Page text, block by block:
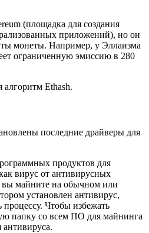
(площадка для создания
приложений), но он
монеты. Например, у Эллаизма
ограниченную эмиссию в 280
алгоритм Ethash.
последние драйверы для
продуктов для
вирус от антивирусных
вы майните на обычном или
установлен антивирус,
Чтобы избежать
папку со всем ПО для майнинга
антивируса.